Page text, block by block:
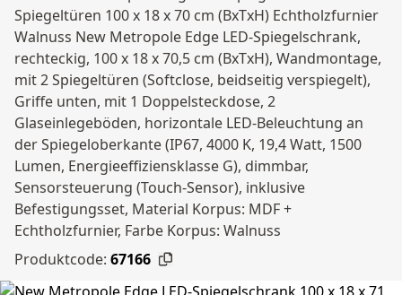
Spiegeltüren 100 x 18 x 70 cm (BxTxH) Echtholzfurnier
Walnuss New Metropole Edge LED-Spiegelschrank,
rechteckig, 100 x 18 x 70,5 cm (BxTxH), Wandmontage,
mit 2 Spiegeltüren (Softclose, beidseitig verspiegelt),
Griffe unten, mit 1 Doppelsteckdose, 2
Glaseinlegeböden, horizontale LED-Beleuchtung an
der Spiegeloberkante (IP67, 4000 K, 19,4 Watt, 1500
Lumen, Energieeffiziensklasse G), dimmbar,
Sensorsteuerung (Touch-Sensor), inklusive
Befestigungsset, Material Korpus: MDF +
Echtholzfurnier, Farbe Korpus: Walnuss
Produktcode: 67166